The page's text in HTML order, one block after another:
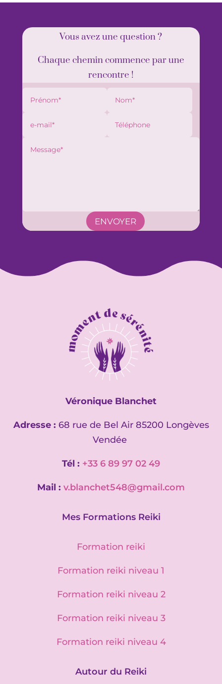
Vous avez une question ?
Chaque chemin commence par une
rencontre !
ENVOYER
Véronique Blanchet
Adresse : 68 rue de Bel Air 85200 Longèves
Vendée
Tél : +33 6 89 97 02 49
Mail : v.blanchet548@gmail.com
Mes Formations Reiki
Formation reiki
Formation reiki niveau 1
Formation reiki niveau 2
Formation reiki niveau 3
Formation reiki niveau 4
Autour du Reiki